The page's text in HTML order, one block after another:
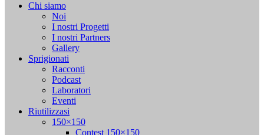
Chi siamo
Noi
I nostri Progetti
I nostri Partners
Gallery
Sprigionati
Racconti
Podcast
Laboratori
Eventi
Riutilizzasi
150×150
Contest 150×150